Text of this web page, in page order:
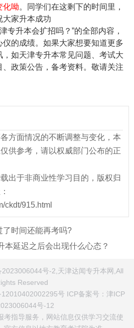
化呦。同学们在这剩下的时间里，
大家升本成功
升本会扩招吗？”的全部内容，
的成绩。如果大家想要知道更多
如天津专升本常见问题、考试大
政策公告，备考资料。敬请关注
方面情况的不断调整与变化，本
供参考，请以权威部门公布的正
出于非商业性学习目的，版权归
ckdt/915.html
了时间还能再考吗?
本延迟之后会出现什么心态？
号-2,天津达闻专升本网,All
Reserved
12010402002295号 ICP备案号： 津ICP
号-12
考指导服务，网站信息仅供学习交流使